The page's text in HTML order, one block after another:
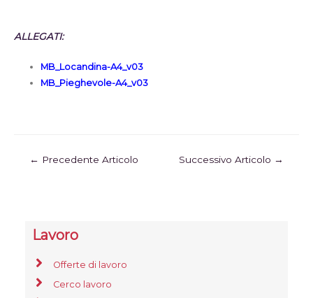
ALLEGATI:
MB_Locandina-A4_v03
MB_Pieghevole-A4_v03
← Precedente Articolo Successivo Articolo →
Lavoro
Offerte di lavoro
Cerco lavoro